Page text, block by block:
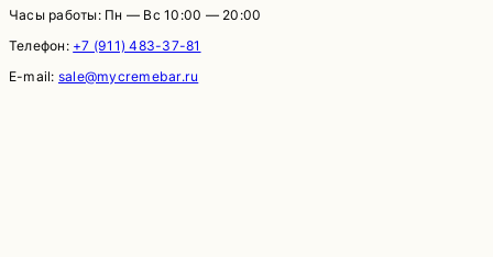
Часы работы: Пн — Вс 10:00 — 20:00
Телефон: +7 (911) 483-37-81
E-mail: sale@mycremebar.ru